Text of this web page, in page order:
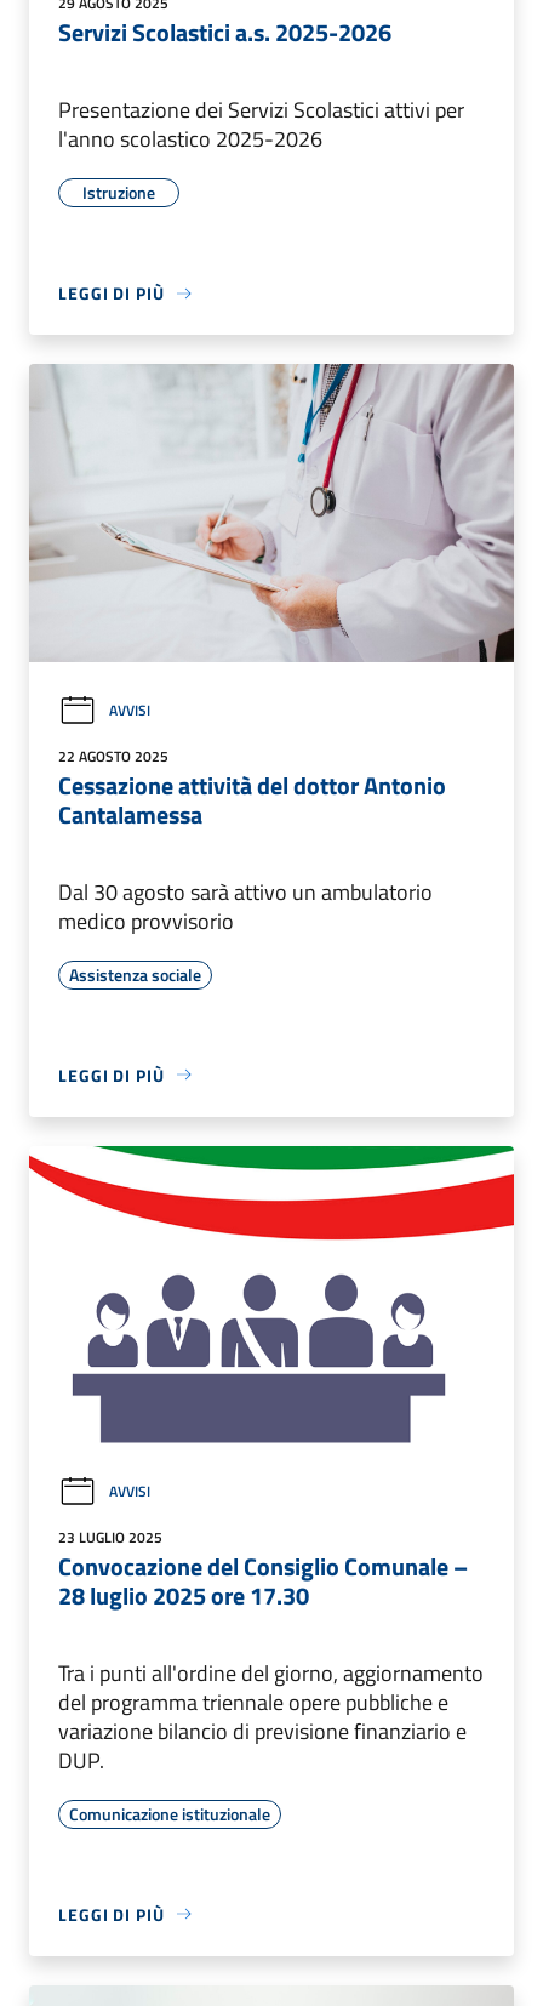
Servizi Scolastici a.s. 2025-2026
Presentazione dei Servizi Scolastici attivi per
l'anno scolastico 2025-2026
Istruzione
LEGGI DI PIÙ
AVVISI
22 AGOSTO 2025
Cessazione attività del dottor Antonio
Cantalamessa
Dal 30 agosto sarà attivo un ambulatorio
medico provvisorio
Assistenza sociale
LEGGI DI PIÙ
AVVISI
23 LUGLIO 2025
Convocazione del Consiglio Comunale –
28 luglio 2025 ore 17.30
Tra i punti all'ordine del giorno, aggiornamento
del programma triennale opere pubbliche e
variazione bilancio di previsione finanziario e
DUP.
Comunicazione istituzionale
LEGGI DI PIÙ